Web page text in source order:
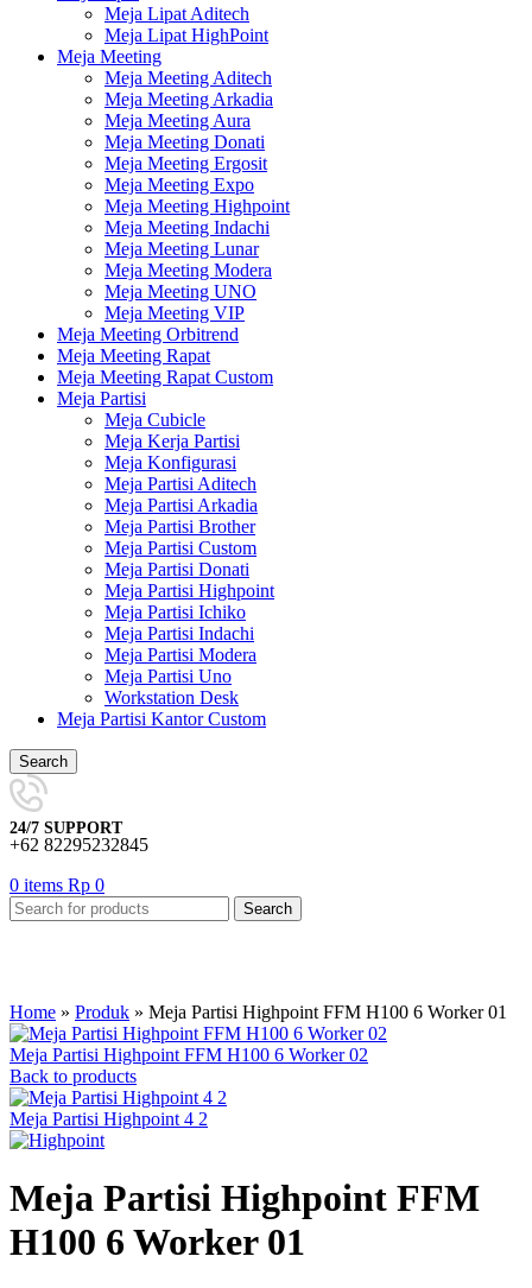
Meja Lipat Aditech
Meja Lipat HighPoint
Meja Meeting
Meja Meeting Aditech
Meja Meeting Arkadia
Meja Meeting Aura
Meja Meeting Donati
Meja Meeting Ergosit
Meja Meeting Expo
Meja Meeting Highpoint
Meja Meeting Indachi
Meja Meeting Lunar
Meja Meeting Modera
Meja Meeting UNO
Meja Meeting VIP
Meja Meeting Orbitrend
Meja Meeting Rapat
Meja Meeting Rapat Custom
Meja Partisi
Meja Cubicle
Meja Kerja Partisi
Meja Konfigurasi
Meja Partisi Aditech
Meja Partisi Arkadia
Meja Partisi Brother
Meja Partisi Custom
Meja Partisi Donati
Meja Partisi Highpoint
Meja Partisi Ichiko
Meja Partisi Indachi
Meja Partisi Modera
Meja Partisi Uno
Workstation Desk
Meja Partisi Kantor Custom
Search
24/7 SUPPORT
+62 82295232845
0 items Rp 0
Search
Home » Produk » Meja Partisi Highpoint FFM H100 6 Worker 01
Meja Partisi Highpoint FFM H100 6 Worker 02
Back to products
Meja Partisi Highpoint 4 2
Meja Partisi Highpoint FFM
H100 6 Worker 01